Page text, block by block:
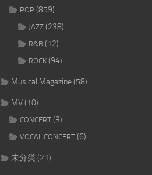
POP (859)
JAZZ (238)
R&B (12)
ROCK (94)
Musical Magazine(58)
MV(10)
CONCERT (3)
VOCAL CONCERT (6)
未分类(21)